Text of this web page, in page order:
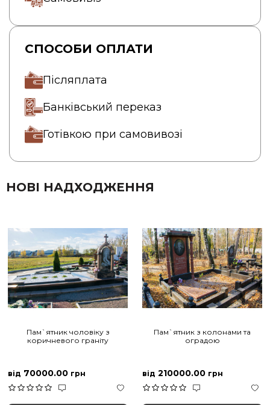
СПОСОБИ ОПЛАТИ
Післяплата
Банківський переказ
Готівкою при самовивозі
НОВІ НАДХОДЖЕННЯ
Пам`ятник чоловіку з
коричневого граніту
від 70000.00 грн
Пам`ятник з колонами та
оградою
від 210000.00 грн